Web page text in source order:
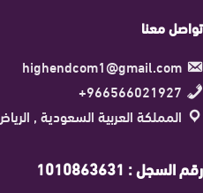
تواصل معنا
highendcom1@gmail.com
966566021927+
المملكة العربية السعودية ,
رقم السجل : 1010863631